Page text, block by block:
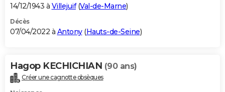
14/12/1943 à Villejuif(Val-de-Marne)
Décès
07/04/2022 à Antony(Hauts-de-Seine)
Hagop KECHICHIAN (90 ans)
Créer une cagnotte obsèques